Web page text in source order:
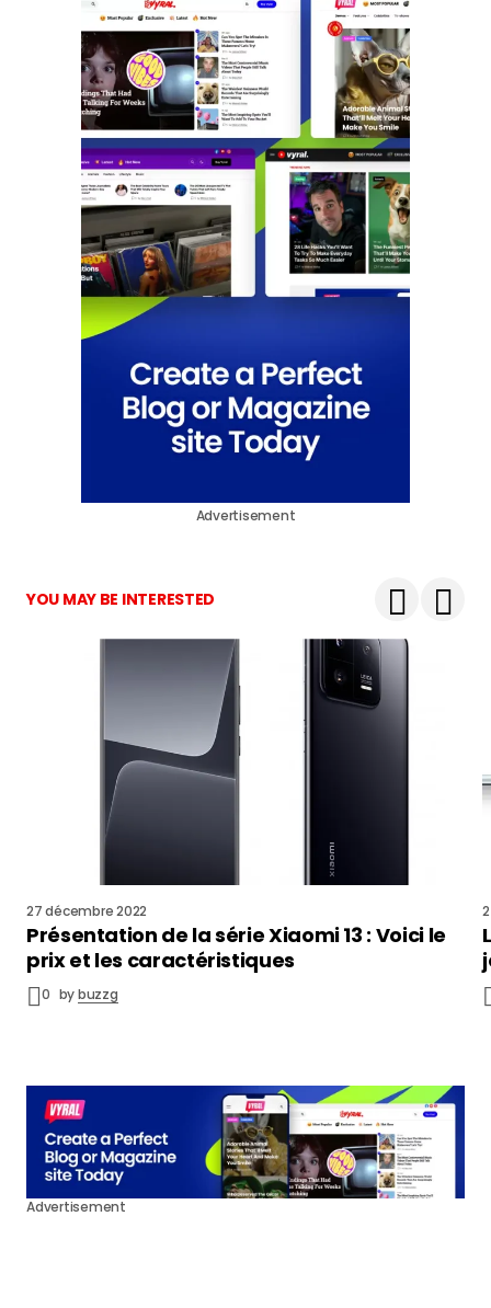
Advertisement
YOU MAY BE INTERESTED
27 décembre 2022
Présentation de la série Xiaomi 13 : Voici le
prix et les caractéristiques
0 bybuzzg
Advertisement